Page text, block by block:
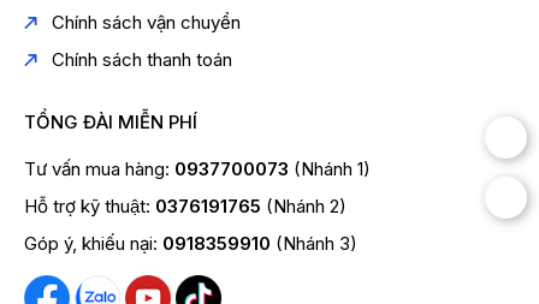
Chính sách vận chuyển
Chính sách thanh toán
TỔNG ĐÀI MIỄN PHÍ
Tư vấn mua hàng: 0937700073 (Nhánh 1)
Hỗ trợ kỹ thuật: 0376191765 (Nhánh 2)
Góp ý, khiếu nại: 0918359910 (Nhánh 3)